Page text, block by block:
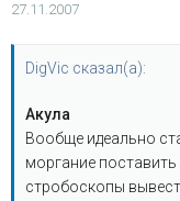
ы
27.11.2007
DigVic сказал(а):
Акула
Вообще идеально
моргание
стробоскопы